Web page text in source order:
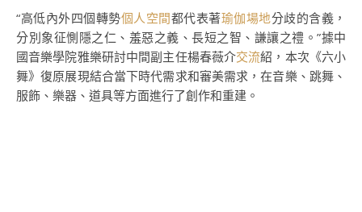
“高低內外四個轉勢個人空間都代表著瑜伽場地分歧的含義，
分別象征惻隱之仁、羞惡之義、長短之智、謙讓之禮。”據中
國音樂學院雅樂研討中間副主任楊春薇介交流紹，本次《六小
舞》復原展現結合當下時代需求和審美需求，在音樂、跳舞、
服飾、樂器、道具等方面進行了創作和重建。